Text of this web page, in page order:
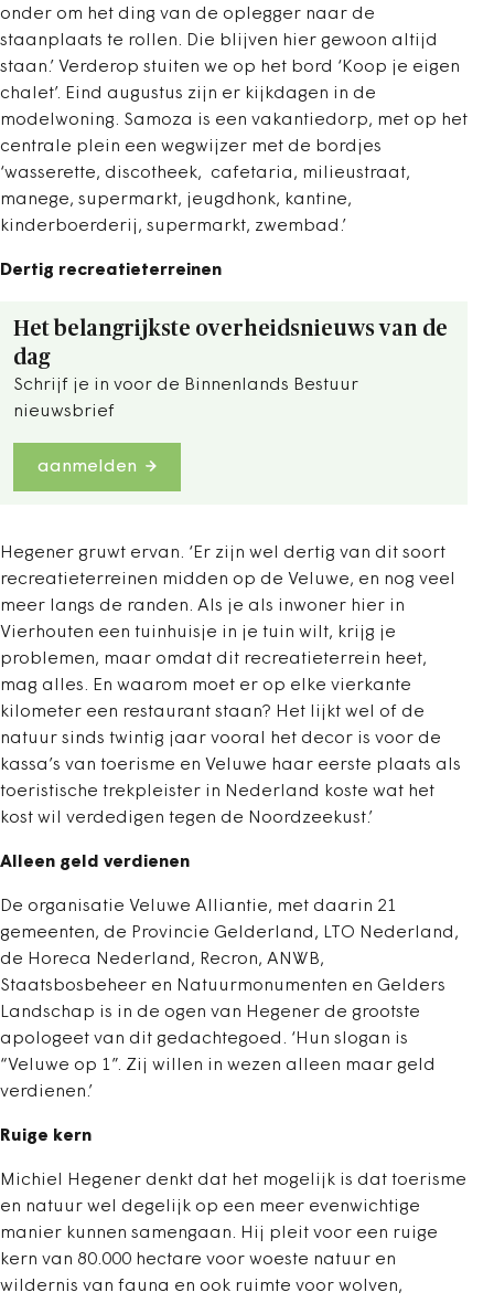
onder om het ding van de oplegger naar de
staanplaats te rollen. Die blijven hier gewoon altijd
staan.’ Verderop stuiten we op het bord ‘Koop je eigen
chalet’. Eind augustus zijn er kijkdagen in de
modelwoning. Samoza is een vakantiedorp, met op het
centrale plein een wegwijzer met de bordjes
‘wasserette, discotheek, cafetaria, milieustraat,
manege, supermarkt, jeugdhonk, kantine,
kinderboerderij, supermarkt, zwembad.’
Dertig recreatieterreinen
Het belangrijkste overheidsnieuws van de
dag
Schrijf je in voor de Binnenlands Bestuur
nieuwsbrief
aanmelden
Hegener gruwt ervan. ‘Er zijn wel dertig van dit soort
recreatieterreinen midden op de Veluwe, en nog veel
meer langs de randen. Als je als inwoner hier in
Vierhouten een tuinhuisje in je tuin wilt, krijg je
problemen, maar omdat dit recreatieterrein heet,
mag alles. En waarom moet er op elke vierkante
kilometer een restaurant staan? Het lijkt wel of de
natuur sinds twintig jaar vooral het decor is voor de
kassa’s van toerisme en Veluwe haar eerste plaats als
toeristische trekpleister in Nederland koste wat het
kost wil verdedigen tegen de Noordzeekust.’
Alleen geld verdienen
De organisatie Veluwe Alliantie, met daarin 21
gemeenten, de Provincie Gelderland, LTO Nederland,
de Horeca Nederland, Recron, ANWB,
Staatsbosbeheer en Natuurmonumenten en Gelders
Landschap is in de ogen van Hegener de grootste
apologeet van dit gedachtegoed. ‘Hun slogan is
“Veluwe op 1”. Zij willen in wezen alleen maar geld
verdienen.’
Ruige kern
Michiel Hegener denkt dat het mogelijk is dat toerisme
en natuur wel degelijk op een meer evenwichtige
manier kunnen samengaan. Hij pleit voor een ruige
kern van 80.000 hectare voor woeste natuur en
wildernis van fauna en ook ruimte voor wolven,